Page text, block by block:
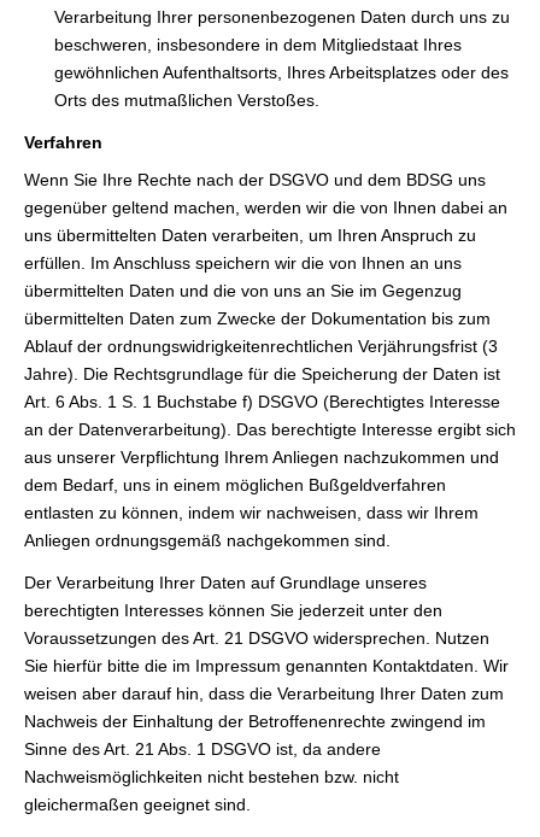
Verarbeitung Ihrer personenbezogenen Daten durch uns zu
beschweren, insbesondere in dem Mitgliedstaat Ihres
gewöhnlichen Aufenthaltsorts, Ihres Arbeitsplatzes oder des
Orts des mutmaßlichen Verstoßes.
Verfahren
Wenn Sie Ihre Rechte nach der DSGVO und dem BDSG uns
gegenüber geltend machen, werden wir die von Ihnen dabei an
uns übermittelten Daten verarbeiten, um Ihren Anspruch zu
erfüllen. Im Anschluss speichern wir die von Ihnen an uns
übermittelten Daten und die von uns an Sie im Gegenzug
übermittelten Daten zum Zwecke der Dokumentation bis zum
Ablauf der ordnungswidrigkeitenrechtlichen Verjährungsfrist (3
Jahre). Die Rechtsgrundlage für die Speicherung der Daten ist
Art. 6 Abs. 1 S. 1 Buchstabe f) DSGVO (Berechtigtes Interesse
an der Datenverarbeitung). Das berechtigte Interesse ergibt sich
aus unserer Verpflichtung Ihrem Anliegen nachzukommen und
dem Bedarf, uns in einem möglichen Bußgeldverfahren
entlasten zu können, indem wir nachweisen, dass wir Ihrem
Anliegen ordnungsgemäß nachgekommen sind.
Der Verarbeitung Ihrer Daten auf Grundlage unseres
berechtigten Interesses können Sie jederzeit unter den
Voraussetzungen des Art. 21 DSGVO widersprechen. Nutzen
Sie hierfür bitte die im Impressum genannten Kontaktdaten. Wir
weisen aber darauf hin, dass die Verarbeitung Ihrer Daten zum
Nachweis der Einhaltung der Betroffenenrechte zwingend im
Sinne des Art. 21 Abs. 1 DSGVO ist, da andere
Nachweismöglichkeiten nicht bestehen bzw. nicht
gleichermaßen geeignet sind.